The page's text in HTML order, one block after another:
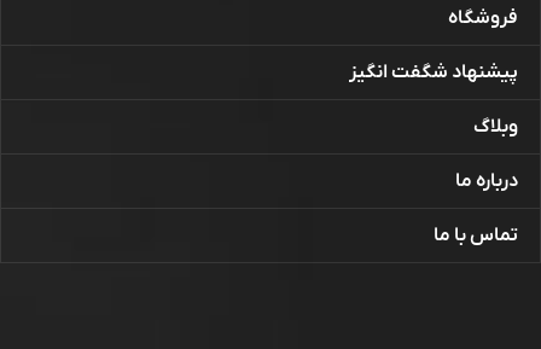
فروشگاه
پیشنهاد شگفت انگیز
وبلاگ
درباره ما
تماس با ما